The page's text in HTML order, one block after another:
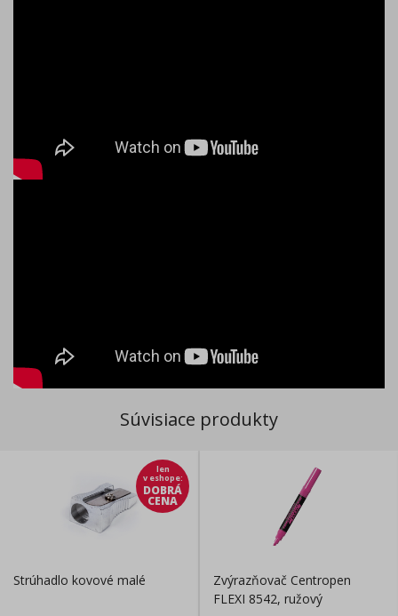
Súvisiace produkty
len
v eshope:
DOBRÁ
CENA
Strúhadlo kovové malé
Zvýrazňovač Centropen
FLEXI 8542, ružový